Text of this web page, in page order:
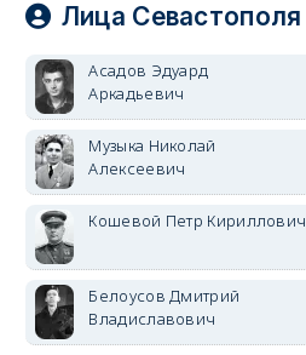
Лица Севастополя
Асадов Эдуард
Аркадьевич
Музыка Николай
Алексеевич
Кошевой Петр Кириллович
Белоусов Дмитрий
Владиславович